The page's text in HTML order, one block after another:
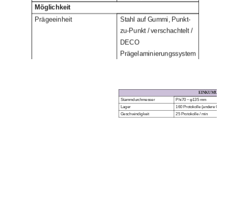
Möglichkeit
Prägeeinheit Stahl auf Gummi, Punkt-
zu-Punkt / verschachtelt /
DECO
Prägelaminierungssystem
stellt Muster zur
Verfügung)
EIN
Stammdurchmesser
Phi70 ~ φ135 mm
Lager
160 Protokolle (andere
Geschwindigkeit 25 Protokolle / min